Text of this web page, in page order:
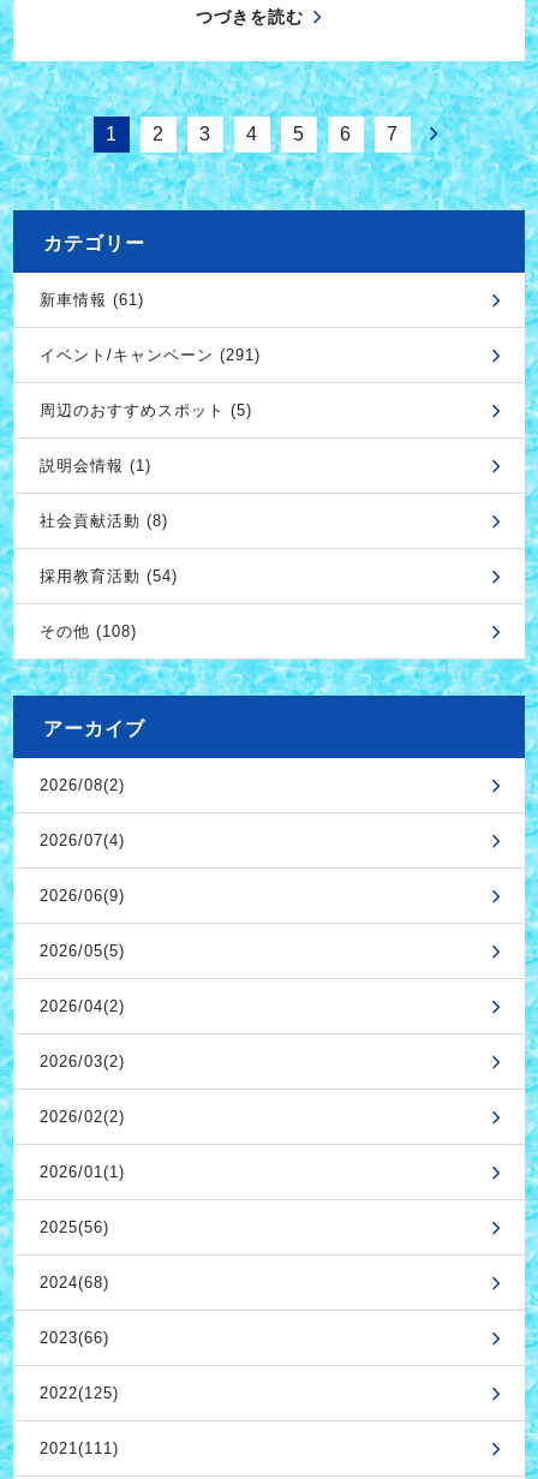
つづきを読む
1 2 3 4 5 6 7
カテゴリー
新車情報 (61)
イベント/キャンペーン (291)
周辺のおすすめスポット (5)
説明会情報 (1)
社会貢献活動 (8)
採用教育活動 (54)
その他 (108)
アーカイブ
2026/08(2)
2026/07(4)
2026/06(9)
2026/05(5)
2026/04(2)
2026/03(2)
2026/02(2)
2026/01(1)
2025(56)
2024(68)
2023(66)
2022(125)
2021(111)